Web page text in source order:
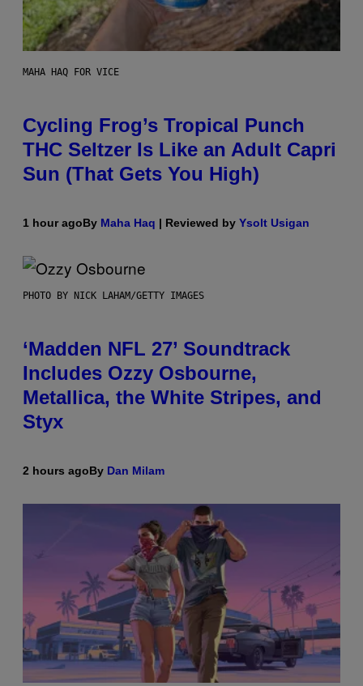
MAHA HAQ FOR VICE
Cycling Frog’s Tropical Punch
THC Seltzer Is Like an Adult Capri
Sun (That Gets You High)
1 hour agoBy Maha Haq | Reviewed by Ysolt Usigan
PHOTO BY NICK LAHAM/GETTY IMAGES
‘Madden NFL 27’ Soundtrack
Includes Ozzy Osbourne,
Metallica, the White Stripes, and
Styx
2 hours agoBy Dan Milam